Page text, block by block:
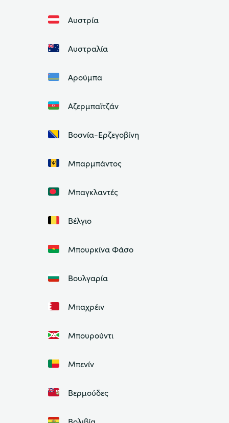
Αυστρία
Αυστραλία
Αρούμπα
Αζερμπαϊτζάν
Βοσνία-Ερζεγοβίνη
Μπαρμπάντος
Μπαγκλαντές
Βέλγιο
Μπουρκίνα Φάσο
Βουλγαρία
Μπαχρέιν
Μπουρούντι
Μπενίν
Βερμούδες
Βολιβία